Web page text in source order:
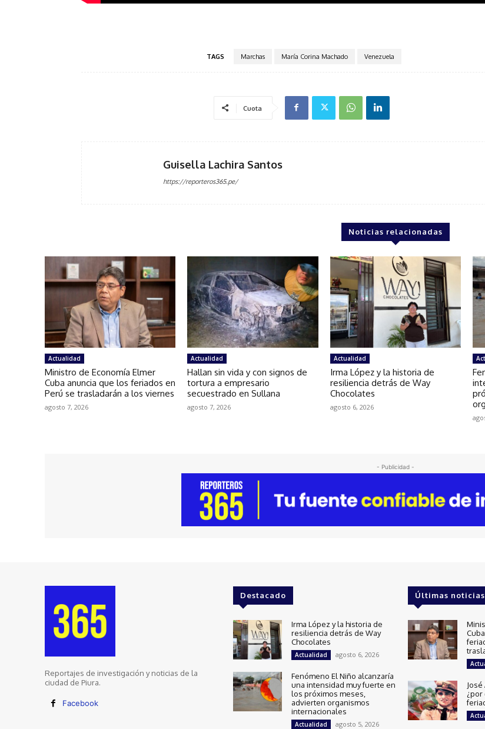
TAGS Marchas María Corina Machado Venezuela
Cuota
Guisella Lachira Santos
https://reporteros365.pe/
Noticias relacionadas
Actualidad
Ministro de Economía Elmer
Cuba anuncia que los feriados en
Perú se trasladarán a los viernes
agosto 7, 2026
Actualidad
Hallan sin vida y con signos de
tortura a empresario
secuestrado en Sullana
agosto 7, 2026
Actualidad
Irma López y la historia de
resiliencia detrás de Way
Chocolates
agosto 6, 2026
- Publicidad -
Reportajes de investigación y noticias de la
ciudad de Piura.
Facebook
Destacado
Irma López y la historia de
resiliencia detrás de Way
Chocolates
Actualidad agosto 6, 2026
Fenómeno El Niño alcanzaría
una intensidad muy fuerte en
los próximos meses,
advierten organismos
internacionales
Actualidad agosto 5, 2026
Últimas noticias
¿por